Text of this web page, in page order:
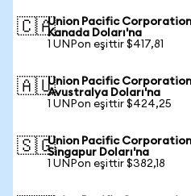
🇨🇦Union Pacific
Kanada Doları'na
1 UNPon eşittir $417,81
🇦🇺Union Pacific
Avustralya Doları'na
1 UNPon eşittir $424,25
🇸🇬Union Pacific
Singapur Doları'na
1 UNPon eşittir $382,18